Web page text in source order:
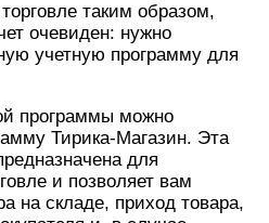
таким образом,
очевиден: нужно
учетную программу для
программы можно
Тирика-Магазин. Эта
для
и позволяет вам
на складе, приход товара,